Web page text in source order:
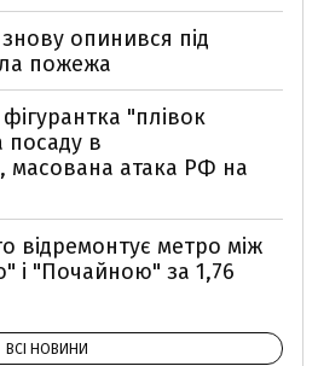
опинився під
пожежа
"плівок
посаду в
масована атака РФ на
відремонтує метро між
і "Почайною" за 1,76
ВСІ НОВИНИ